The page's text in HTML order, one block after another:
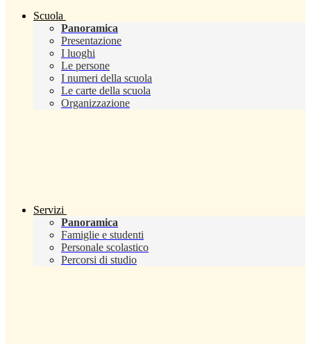
Scuola
Panoramica
Presentazione
I luoghi
Le persone
I numeri della scuola
Le carte della scuola
Organizzazione
Servizi
Panoramica
Famiglie e studenti
Personale scolastico
Percorsi di studio